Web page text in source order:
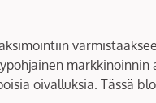
oivalluksia. Tässä